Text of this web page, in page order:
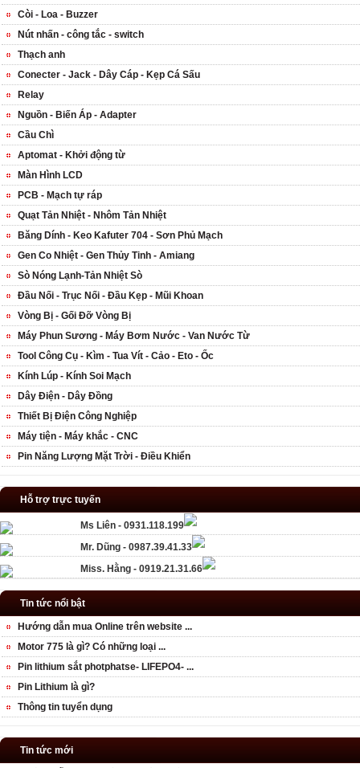
Còi - Loa - Buzzer
Nút nhấn - công tắc - switch
Thạch anh
Conecter - Jack - Dây Cáp - Kẹp Cá Sấu
Relay
Nguồn - Biến Áp - Adapter
Cầu Chì
Aptomat - Khởi động từ
Màn Hình LCD
PCB - Mạch tự ráp
Quạt Tản Nhiệt - Nhôm Tản Nhiệt
Băng Dính - Keo Kafuter 704 - Sơn Phủ Mạch
Gen Co Nhiệt - Gen Thủy Tinh - Amiang
Sò Nóng Lạnh-Tản Nhiệt Sò
Đầu Nối - Trục Nối - Đầu Kẹp - Mũi Khoan
Vòng Bị - Gối Đỡ Vòng Bị
Máy Phun Sương - Máy Bơm Nước - Van Nước Từ
Tool Công Cụ - Kìm - Tua Vít - Cảo - Eto - Ốc
Kính Lúp - Kính Soi Mạch
Dây Điện - Dây Đồng
Thiết Bị Điện Công Nghiệp
Máy tiện - Máy khắc - CNC
Pin Năng Lượng Mặt Trời - Điều Khiển
Hỗ trợ trực tuyến
Ms Liên - 0931.118.199
Mr. Dũng - 0987.39.41.33
Miss. Hằng - 0919.21.31.66
Tin tức nổi bật
Hướng dẫn mua Online trên website ...
Motor 775 là gì? Có những loại ...
Pin lithium sắt photphatse- LIFEPO4- ...
Pin Lithium là gì?
Thông tin tuyển dụng
Tin tức mới